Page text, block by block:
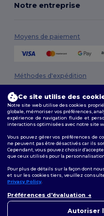
Notre entreprise
Moyens de paiement
Méthodes d'expédition
Conditions Générales|Politique
Confidentialité|Politique de
Suivez-nous
Ce site utilise des
Notre site web utilise des cookies
globale, mémoriser vos préférences,
expérience de navigation fluide et
interactions optimisées avec notre site
Vous pouvez gérer vos préférences de
ne peuvent pas être désactivés car ils
Cependant, vous pouvez choisir
que ceux utilisés pour la
Pour plus de détails sur la façon dont
et sur les cookies tiers, veuillez
Privacy Policy.
Préférences d'évaluation
Autoriser